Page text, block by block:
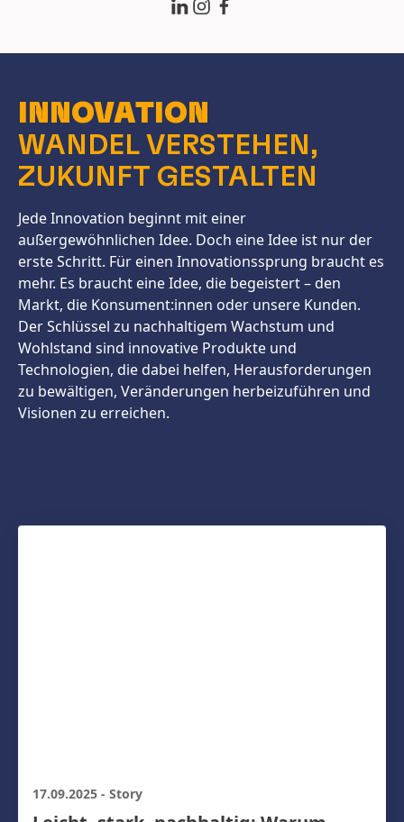
INNOVATION
WANDEL VERSTEHEN,
ZUKUNFT GESTALTEN
Jede Innovation beginnt mit einer
außergewöhnlichen Idee. Doch eine Idee ist nur der
erste Schritt. Für einen Innovationssprung braucht es
mehr. Es braucht eine Idee, die begeistert – den
Markt, die Konsument:innen oder unsere Kunden.
Der Schlüssel zu nachhaltigem Wachstum und
Wohlstand sind innovative Produkte und
Technologien, die dabei helfen, Herausforderungen
zu bewältigen, Veränderungen herbeizuführen und
Visionen zu erreichen.
17.09.2025 - Story